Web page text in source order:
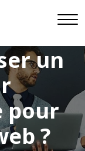
un
pour
?